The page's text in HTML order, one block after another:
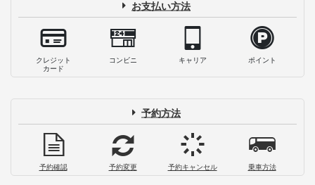
お支払い方法
クレジット
カード
コンビニ キャリア ポイント
予約方法
予約確認 予約変更 予約キャンセル 乗車方法